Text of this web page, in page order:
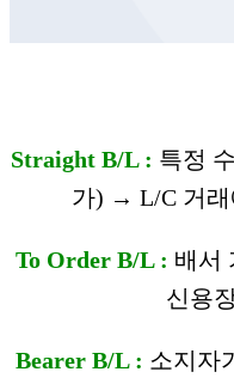
Straight B/L : 특정
가) → L/C 거래
To Order B/L : 배서
신용
Bearer B/L : 소지자